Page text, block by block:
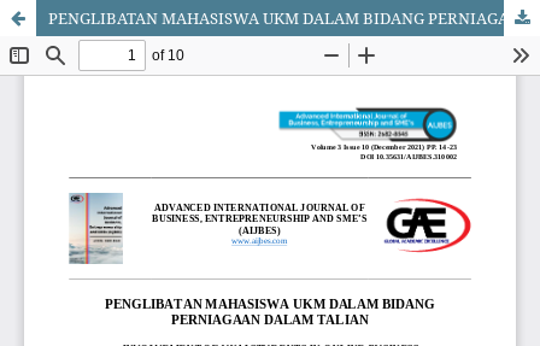
PENGLIBATAN MAHASISWA UKM DALAM BIDANG PERNIAGAAN DALAM TALIAN